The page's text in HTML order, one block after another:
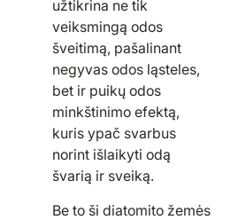
užtikrina ne tik
veiksmingą odos
šveitimą, pašalinant
negyvas odos ląsteles,
bet ir puikų odos
minkštinimoefektą,
kuris ypač svarbus
norint išlaikyti odą
švarią ir sveiką.
Be toši diatomito žemės